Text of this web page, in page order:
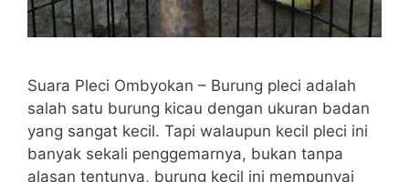
Suara Pleci Ombyokan – Burung pleci adalah
salah satu burung kicau dengan ukuran badan
yang sangat kecil. Tapi walaupun kecil pleci ini
banyak sekali penggemarnya, bukan tanpa
alasan tentunya, burung kecil ini mempunyai